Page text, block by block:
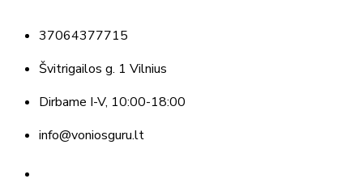
37064377715
Švitrigailos g. 1 Vilnius
Dirbame I-V, 10:00-18:00
info@voniosguru.lt